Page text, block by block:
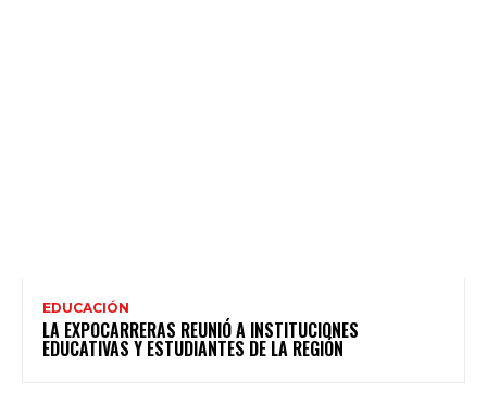
EDUCACIÓN
LA EXPOCARRERAS REUNIÓ A INSTITUCIONES
EDUCATIVAS Y ESTUDIANTES DE LA REGIÓN